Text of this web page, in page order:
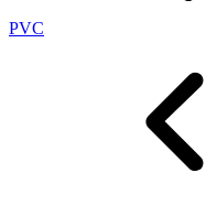
PVC